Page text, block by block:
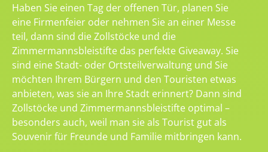
Haben Sie einen Tag der offenen Tür, planen Sie
eine Firmenfeier oder nehmen Sie an einer Messe
teil, dann sind die Zollstöcke und die
Zimmermannsbleistifte das perfekte Giveaway. Sie
sind eine Stadt- oder Ortsteilverwaltung und Sie
möchten Ihrem Bürgern und den Touristen etwas
anbieten, was sie an Ihre Stadt erinnert? Dann sind
Zollstöcke und Zimmermannsbleistifte optimal –
besonders auch, weil man sie als Tourist gut als
Souvenir für Freunde und Familie mitbringen kann.